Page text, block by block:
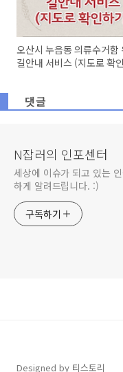
오산시 누읍동 의류수거함
길안내 서비스 (지도로 확
댓글
N잡러의 인포센터
세상에 이슈가 되고 있는
하게 알려드립니다. :)
구독하기
Designed by 티스토리